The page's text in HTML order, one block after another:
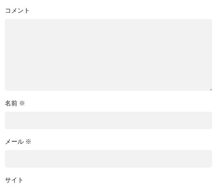
コメント
名前 ※
メール ※
サイト